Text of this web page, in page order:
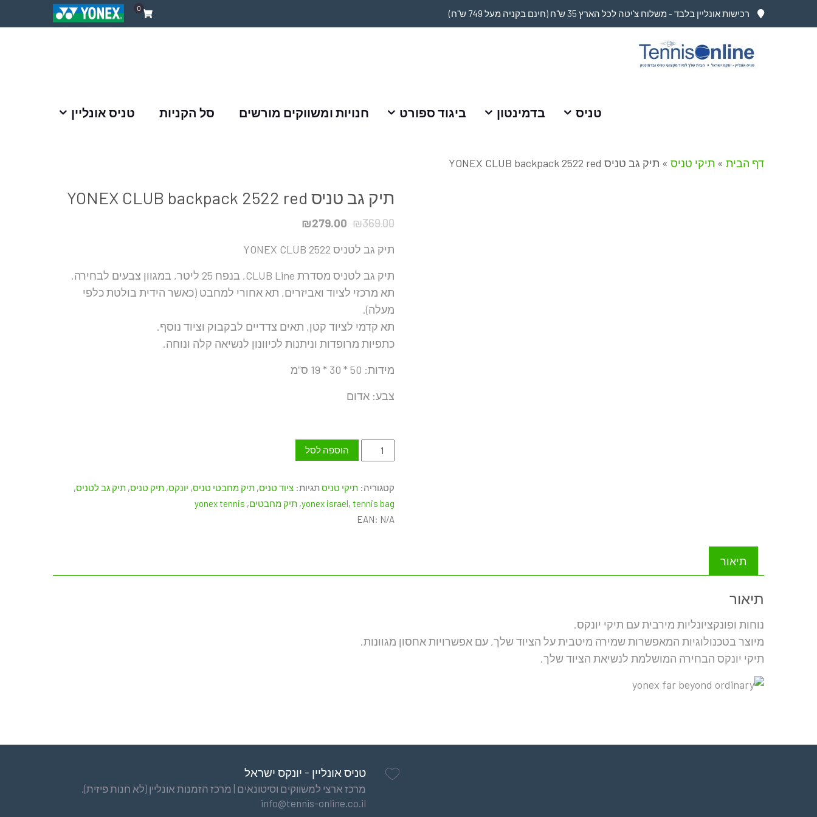
רכישות אונליין בלבד - משלוח צ'יטה לכל הארץ 35 ש"ח (חינם בקניה מעל 749 ש"ח) 0
טניס בדמינטון ביגוד ספורט חנויות ומשווקים מורשים סל הקניות טניס אונליין
דף הבית » תיקי טניס » תיק גב טניס YONEX CLUB backpack 2522 red
תיק גב טניס YONEX CLUB backpack 2522 red
₪369.00
₪279.00
תיק גב לטניס YONEX CLUB 2522
תיק גב לטניס מסדרת CLUB Line, בנפח 25 ליטר, במגוון צבעים לבחירה.
תא מרכזי לציוד ואביזרים, תא אחורי למחבט (כאשר הידית בולטת כלפי
מעלה).
תא קדמי לציוד קטן, תאים צדדיים לבקבוק וציוד נוסף.
כתפיות מרופדות וניתנות לכיוונון לנשיאה קלה ונוחה.
מידות: 50 * 30 * 19 ס”מ
צבע: אדום
כמות
של
גב
טניס
YONEX
2522
הוספה לסל
קטגוריה:תיקי טניס תגיות:ציוד טניס,תיק מחבטי טניס, יונקס,תיק טניס,תיק גב לטניס,
yonex israel, tennis bag
,תיק מחבטים,
yonex tennis
EAN: N/A
תיאור
תיאור
נוחות ופונקציונליות מירבית עם תיקי יונקס.
מיוצר בטכנולוגיות המאפשרות שמירה מיטבית על הציוד שלך, עם אפשרויות אחסון מגוונות.
תיקי יונקס הבחירה המושלמת לנשיאת הציוד שלך.
טניס אונליין - יונקס ישראל
מרכז ארצי למשווקים וסיטונאים | מרכז הזמנות אונליין (לא חנות פיזית).
info@tennis-online.co.il